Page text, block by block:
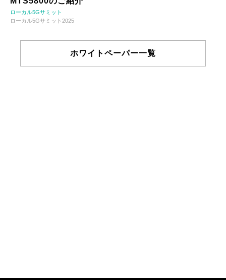
ローカル5Gサミット
ローカル5Gサミット2025
ホワイトペーパー一覧